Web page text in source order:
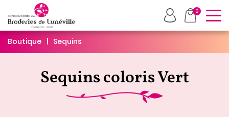
0
Boutique Sequins
Sequins coloris Vert